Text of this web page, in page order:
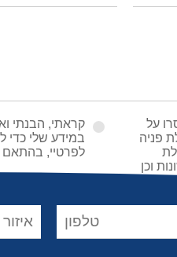
על
פניה
וכן
קראתי, הבנתי
במידע שלי כדי
לפרטיי, בהתאם